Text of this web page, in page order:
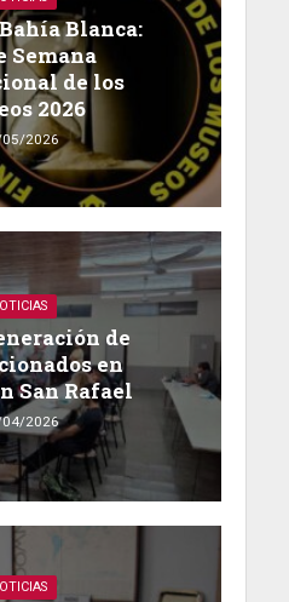
Blanca:
Semana
de los
2026
2026
de
en
San Rafael
2026